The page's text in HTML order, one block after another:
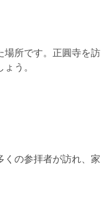
場所です。正圓寺を訪
う。
の参拝者が訪れ、家